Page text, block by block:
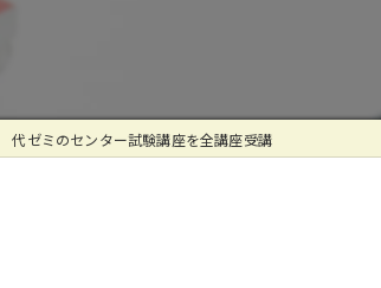
ミのセンター試験講座を全講座受講